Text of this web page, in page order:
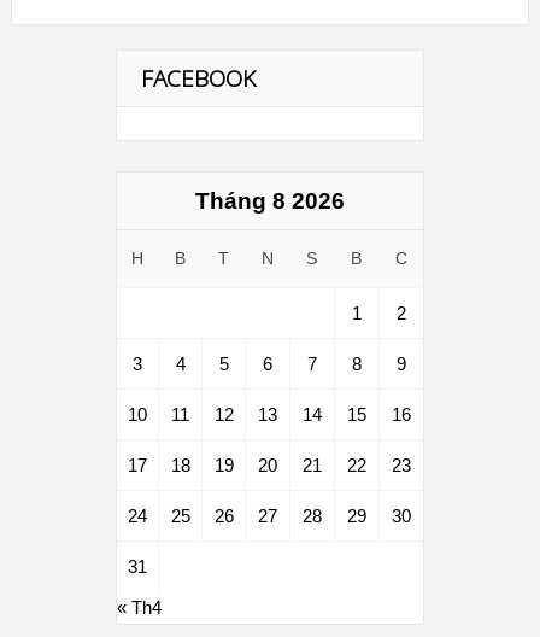
FACEBOOK
Tháng 8 2026
H B T N S B C
1 2
3 4 5 6 7 8 9
10 11 12 13 14 15 16
17 18 19 20 21 22 23
24 25 26 27 28 29 30
31
« Th4